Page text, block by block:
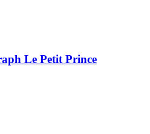
Le Petit Prince